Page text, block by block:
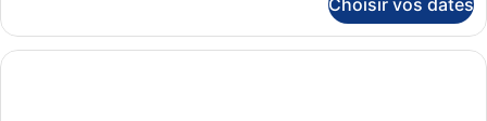
le
type
de
Choisir vos dates